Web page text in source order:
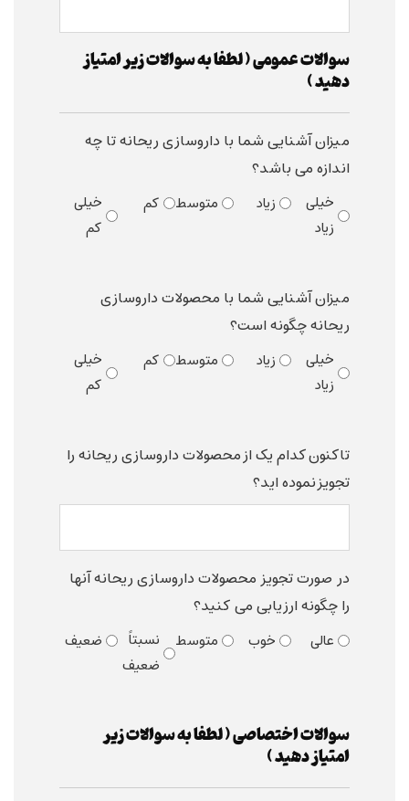
سوالات عمومی ( لطفا به سوالات زیر امتیاز
دهید )
میزان آشنایی شما با داروسازی ریحانه تا چه
اندازه می باشد؟
خیلی
زیاد
زیاد متوسط کم
خیلی
کم
میزان آشنایی شما با محصولات داروسازی
ریحانه چگونه است؟
خیلی
زیاد
زیاد متوسط کم
خیلی
کم
تاکنون کدام یک از محصولات داروسازی ریحانه را
تجویز نموده اید؟
در صورت تجویز محصولات داروسازی ریحانه آنها
را چگونه ارزیابی می کنید؟
عالی خوب متوسط
نسبتاً
ضعیف
ضعیف
سوالات اختصاصی ( لطفا به سوالات زیر
امتیاز دهید )